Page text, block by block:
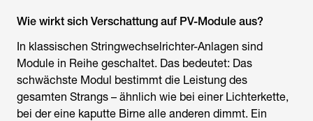
Wie wirkt sich Verschattung auf PV-Module aus?
In klassischen Stringwechselrichter-Anlagen sind
Module in Reihe geschaltet. Das bedeutet: Das
schwächste Modul bestimmt die Leistung des
gesamten Strangs – ähnlich wie bei einer Lichterkette,
bei der eine kaputte Birne alle anderen dimmt. Ein